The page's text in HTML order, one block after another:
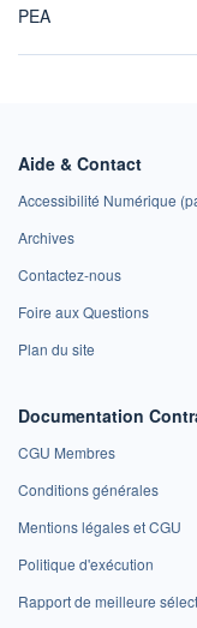
PEA
Aide & Contact
Accessibilité Numérique
Archives
Contactez-nous
Foire aux Questions
Plan du site
Documentation
CGU Membres
Conditions générales
Mentions légales et CGU
Politique d'exécution
Rapport de meilleure